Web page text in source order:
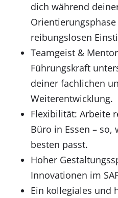
dich während
reibungslosen
Teamgeist &
Führungskraft
deiner fachlichen
Weiterentwicklung.
Flexibilität: Arbeite
Büro in Essen – so,
besten passt.
Hoher
Innovationen im
Ein kollegiales und